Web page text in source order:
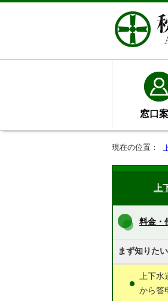
窓口
現在の位置：
料金・
まず知りた
上下水
から答